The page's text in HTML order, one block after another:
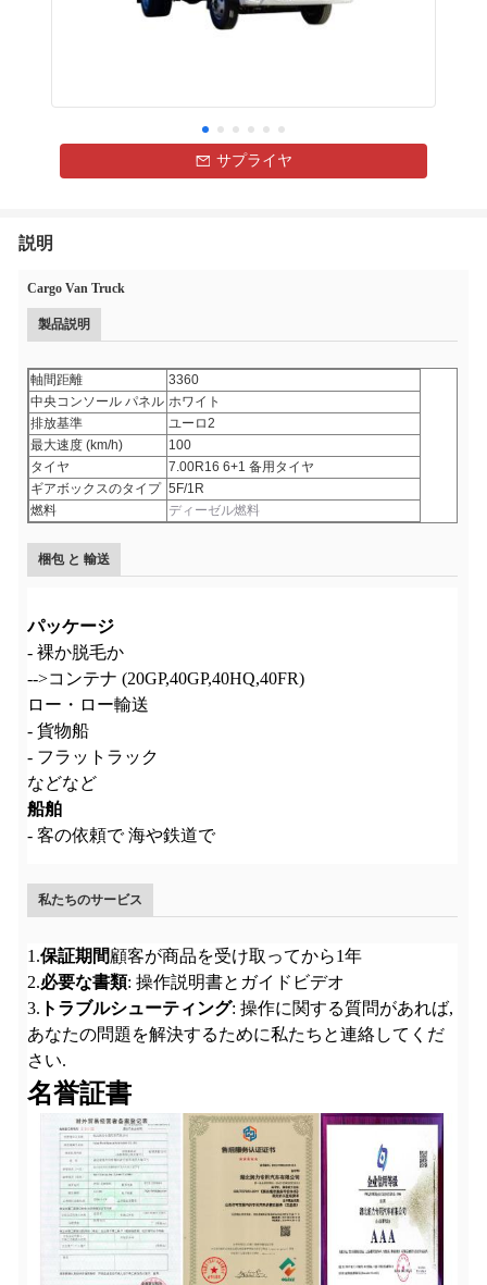
サプライヤ
説明
Cargo Van Truck
製品説明
軸間距離
3360
中央コンソール パネル ホワイト
排放基準
ユーロ2
最大速度 (km/h)
100
タイヤ
7.00R16 6+1 备用タイヤ
ギアボックスのタイプ 5F/1R
燃料
ディーゼル燃料
梱包 と 輸送
パッケージ
- 裸か脱毛か
-->コンテナ (20GP,40GP,40HQ,40FR)
ロー・ロー輸送
- 貨物船
- フラットラック
などなど
船舶
- 客の依頼で 海や鉄道で
私たちのサービス
1.保証期間顧客が商品を受け取ってから1年
2.必要な書類: 操作説明書とガイドビデオ
3. トラブルシューティング: 操作に関する質問があれば,
あなたの問題を解決するために私たちと連絡してくだ
さい.
名誉証書